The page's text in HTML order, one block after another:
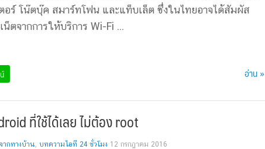
อร์ โน๊ตบุ๊ค สมาร์ทโฟน และแท็บเล็ต ซึ่งในไทยอาจได้สัมผัส
น็ตจากการให้บริการ Wi-Fi ...
อ่าน »
ที่ใช้ได้เลย ไม่ต้อง root
ากทางบ้าน, บทความไอที 24 ชั่วโมง 12 กรกฎาคม 2016